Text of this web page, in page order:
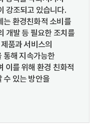
강조되고 있습니다.
는 환경친화적 소비를
개발 등 필요한 조치를
품과 서비스의
통해 지속가능한
이를 위해 환경 친화적
수 있는 방안을